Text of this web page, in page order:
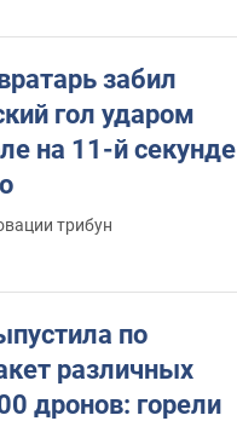
забил
гол ударом
на 11-й секунде
трибун
по
различных
дронов: горели